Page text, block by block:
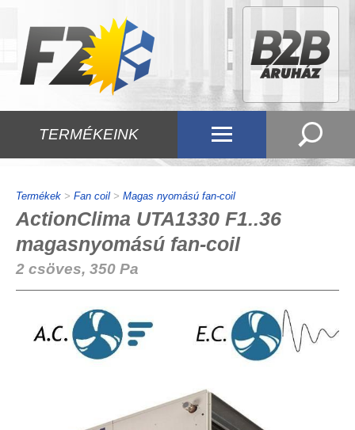
TERMÉKEINK
Termékek > Fan coil > Magas nyomású fan-coil
ActionClima UTA1330 F1..36
magasnyomású fan-coil
2 csöves, 350 Pa